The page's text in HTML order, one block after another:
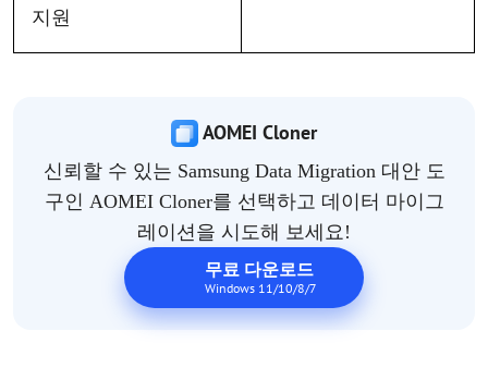
지원
AOMEI Cloner
신뢰할 수 있는 Samsung Data Migration 대안 도
구인 AOMEI Cloner를 선택하고 데이터 마이그
레이션을 시도해 보세요!
무료 다운로드
Windows 11/10/8/7